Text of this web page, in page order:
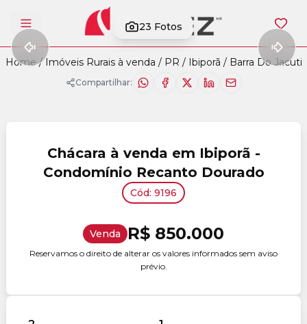
Abrir menu 23 Fotos
Home / Imóveis Rurais à venda / PR / Ibiporã / Barra Do
Compartilhar:
Chácara à venda em Ibiporã -
Condomínio Recanto Dourado
Cód: 9196
Venda R$ 850.000
Reservamos o direito de alterar os valores informados sem aviso
prévio.